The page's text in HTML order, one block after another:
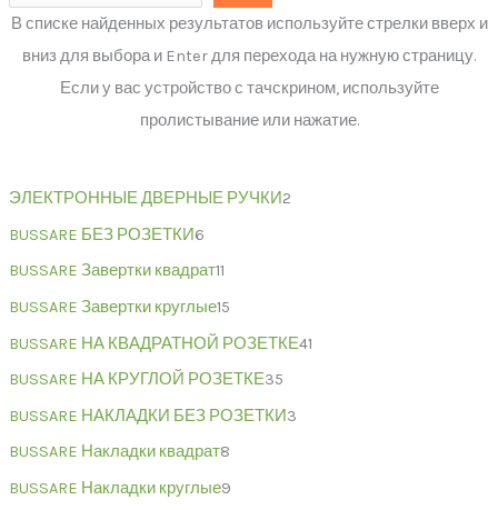
В списке найденных результатов используйте стрелки вверх и
вниз для выбора и Enter для перехода на нужную страницу.
Если у вас устройство с тачскрином, используйте
пролистывание или нажатие.
ЭЛЕКТРОННЫЕ ДВЕРНЫЕ РУЧКИ2
BUSSARE БЕЗ РОЗЕТКИ6
BUSSARE Завертки квадрат11
BUSSARE Завертки круглые15
BUSSARE НА КВАДРАТНОЙ РОЗЕТКЕ41
BUSSARE НА КРУГЛОЙ РОЗЕТКЕ35
BUSSARE НАКЛАДКИ БЕЗ РОЗЕТКИ3
BUSSARE Накладки квадрат8
BUSSARE Накладки круглые9